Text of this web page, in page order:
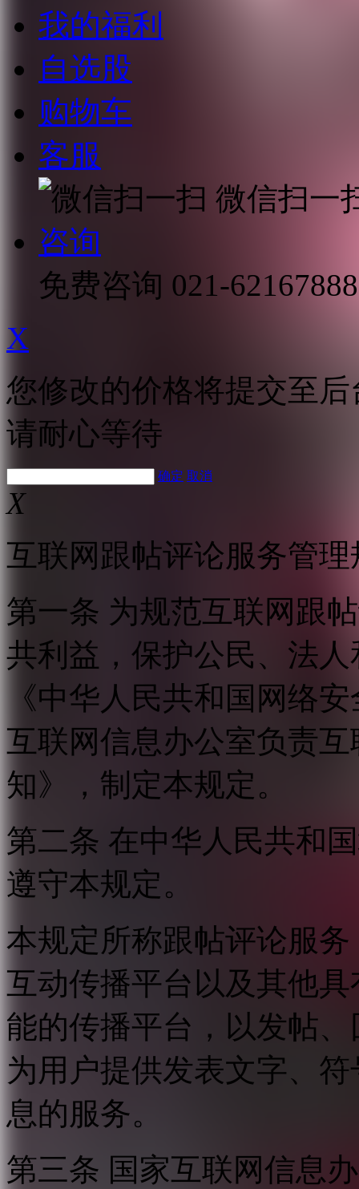
我的福利
自选股
购物车
客服
微信扫一
咨询
免费咨询 021-62167888
X
您修改的价格将提交至
请耐心等待
确定 取消
X
互联网跟帖评论服务管理
第一条 为规范互联网跟
共利益，保护公民、法
《中华人民共和国网络
互联网信息办公室负责
知》，制定本规定。
第二条 在中华人民共和
遵守本规定。
本规定所称跟帖评论服
互动传播平台以及其他
能的传播平台，以发帖
为用户提供发表文字、
息的服务。
第三条 国家互联网信息